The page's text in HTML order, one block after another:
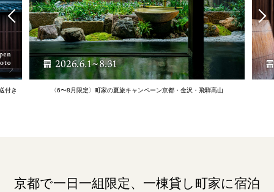
〈9月限定〉町家で泊まる京都旅特別特典付きプラン
京都で一日一組限定、一棟貸し町家に宿泊